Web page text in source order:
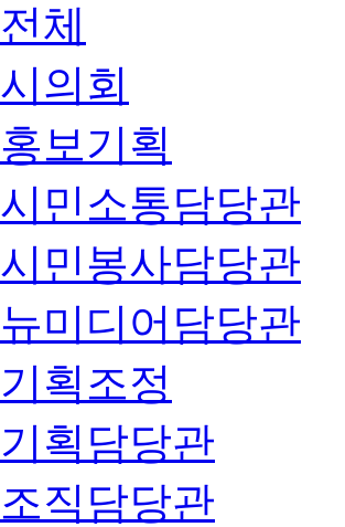
전체
시의회
홍보기획
시민소통담당관
시민봉사담당관
뉴미디어담당관
기획조정
기획담당관
조직담당관